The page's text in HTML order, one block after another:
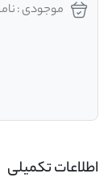
موجودی :
اطلاعات تکمیلی